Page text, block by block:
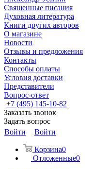
Священные писания
Духовная литература
Книги других авторов
О магазине
Новости
Отзывы и предложения
Контакты
Способы оплаты
Условия доставки
Представители
Вопрос-ответ
+7 (495) 145-10-82
Заказать звонок
Задать вопрос
Войти
Войти
Корзина0
Отложенные0